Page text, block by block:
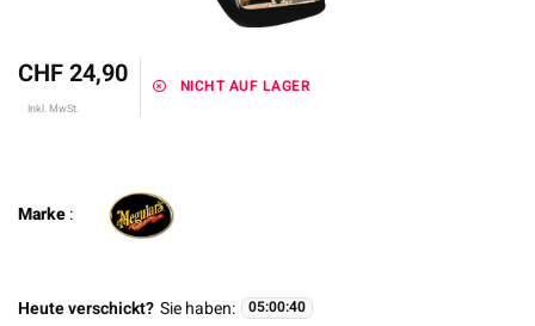
CHF 24,90
Inkl. MwSt.
NICHT AUF LAGER
Marke:
Heute verschickt? Sie haben: 05:00:39